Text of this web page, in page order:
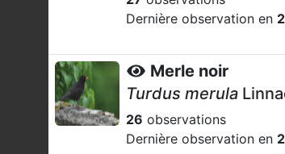
Dernière observation en
Merle noir
Turdus merula
26 observations
Dernière observation en